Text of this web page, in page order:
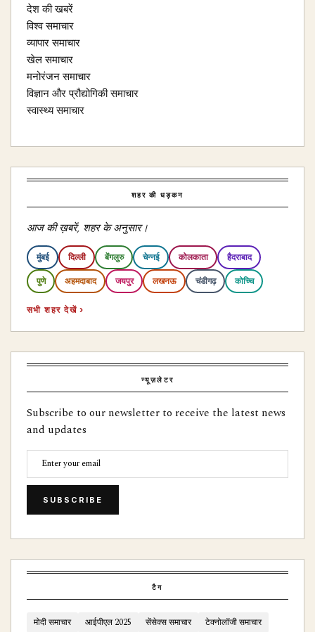
देश की खबरें
विश्व समाचार
व्यापार समाचार
खेल समाचार
मनोरंजन समाचार
विज्ञान और प्रौद्योगिकी समाचार
स्वास्थ्य समाचार
शहर की धड़कन
आज की ख़बरें, शहर के अनुसार।
मुंबई दिल्ली बेंगलुरु चेन्नई कोलकाता हैदराबाद
पुणे अहमदाबाद जयपुर लखनऊ चंडीगढ़ कोच्चि
सभी शहर देखें ›
न्यूज़लेटर
Subscribe to our newsletter to receive the latest news
and updates
SUBSCRIBE
टैग
मोदी समाचार आईपीएल 2025 सेंसेक्स समाचार
टेक्नोलॉजी समाचार